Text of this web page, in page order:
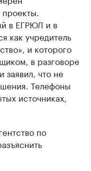
в ЕГРЮЛ и в
как учредитель
и которого
в разговоре
заявил, что не
Телефоны
источниках,
по